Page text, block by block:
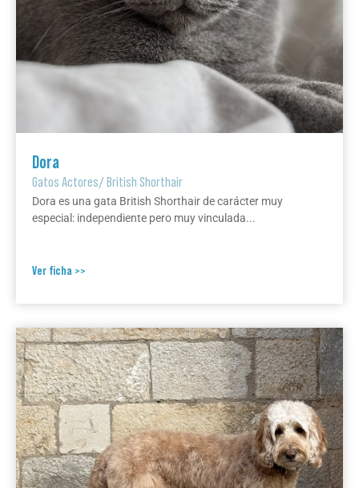
Dora
Gatos Actores/British Shorthair
Dora es una gata British Shorthair de carácter muy
especial: independiente pero muy vinculada...
Ver ficha >>